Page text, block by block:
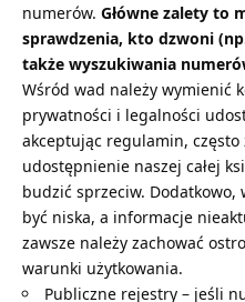
numerów. Główne zalety to
sprawdzenia, kto dzwoni
także wyszukiwania
Wśród wad należy wymienić
prywatności i legalności
akceptując regulamin, często
udostępnienie naszej całej
budzić sprzeciw.
być niska, a informacje
zawsze należy zachować
warunki użytkowania.
Publiczne rejestry – jeśli